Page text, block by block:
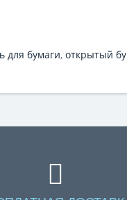
для бумаги, открытый